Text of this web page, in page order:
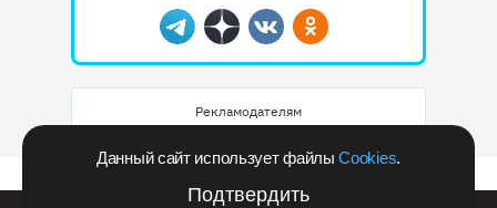
Данный сайт использует файлыCookies.
Подтвердить
Telegram
ДзенВконтактеОдноклассники
Рекламодателям